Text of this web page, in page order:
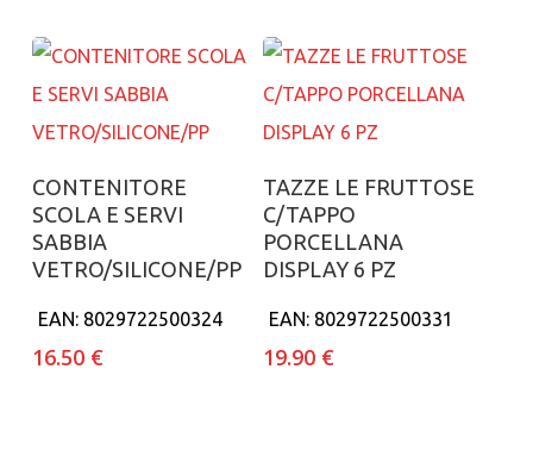
Aggiungi al carrello
CONTENITORE
SCOLA E SERVI
SABBIA
VETRO/SILICONE/PP
EAN: 8029722500324
16.50 €
Aggiungi al carrello
TAZZE LE FRUTTOSE
C/TAPPO
PORCELLANA
DISPLAY 6 PZ
EAN: 8029722500331
19.90 €